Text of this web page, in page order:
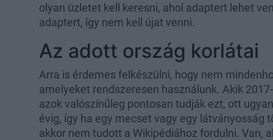
olyan üzletet kell keresni, ahol adaptert lehet
adaptert, így nem kell újat venni.
Az adott ország korlátai
Arra is érdemes felkészülni, hogy nem
amelyeket rendszeresen használunk. Akik
azok valószínűleg pontosan tudják ezt, ott
évig, így ha egy mecset vagy egy látványosság
akkor nem tudott a Wikipédiához fordulni. Van,